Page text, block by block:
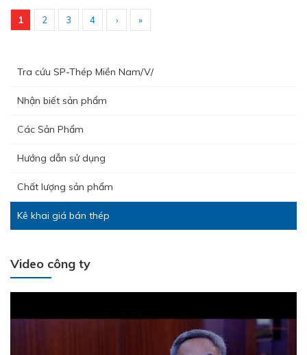
1 2 3 4 › »
Tra cứu SP-Thép Miền Nam/V/
Nhận biết sản phẩm
Các Sản Phẩm
Hướng dẫn sử dụng
Chất lượng sản phẩm
Kê khai giá bán thép
Video công ty